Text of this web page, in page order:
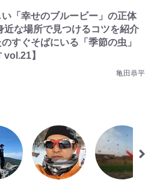
「幸せのブルービー」の正体
近な場所で見つけるコツを紹介
のすぐそばにいる「季節の虫」
vol.21】
亀田恭平